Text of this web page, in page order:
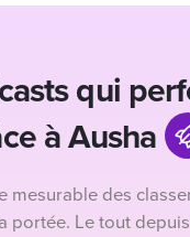
qui
à Ausha
mesurable des
portée. Le tout